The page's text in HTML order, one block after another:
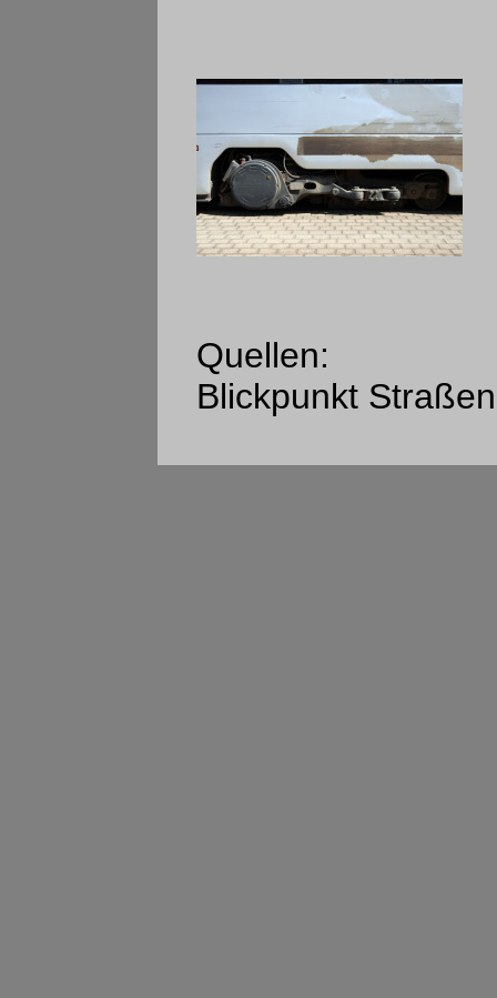
Quellen:
Blickpunkt